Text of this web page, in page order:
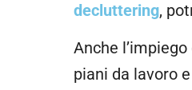
decluttering,
Anche
piani da lavoro